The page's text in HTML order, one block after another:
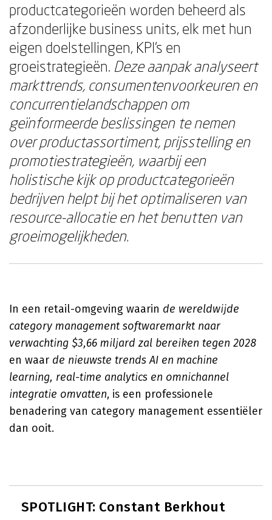
productcategorieën worden beheerd als
afzonderlijke business units, elk met hun
eigen doelstellingen, KPI's en
groeistrategieën. Deze aanpak analyseert
markttrends, consumentenvoorkeuren en
concurrentielandschappen om
geïnformeerde beslissingen te nemen
over productassortiment, prijsstelling en
promotiestrategieën, waarbij een
holistische kijk op productcategorieën
bedrijven helpt bij het optimaliseren van
resource-allocatie en het benutten van
groeimogelijkheden.
In een retail-omgeving waarin de wereldwijde
category management softwaremarkt naar
verwachting $3,66 miljard zal bereiken tegen 2028
en waar de nieuwste trends AI en machine
learning, real-time analytics en omnichannel
integratie omvatten, is een professionele
benadering van category management essentiëler
dan ooit.
SPOTLIGHT: Constant Berkhout